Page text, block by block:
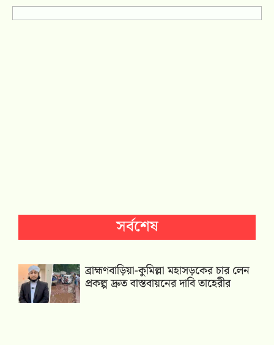
সর্বশেষ
ব্রাহ্মণবাড়িয়া-কুমিল্লা মহাসড়কের চার লেন
প্রকল্প দ্রুত বাস্তবায়নের দাবি তাহেরীর